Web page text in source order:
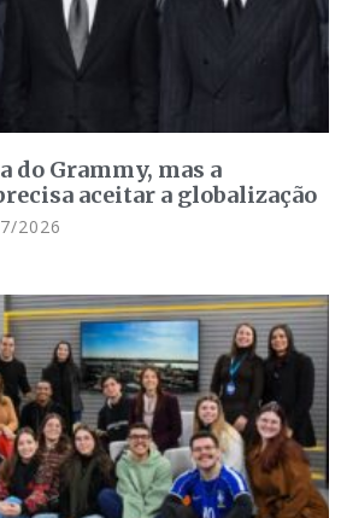
do Grammy, mas a
aceitar a globalização
2026